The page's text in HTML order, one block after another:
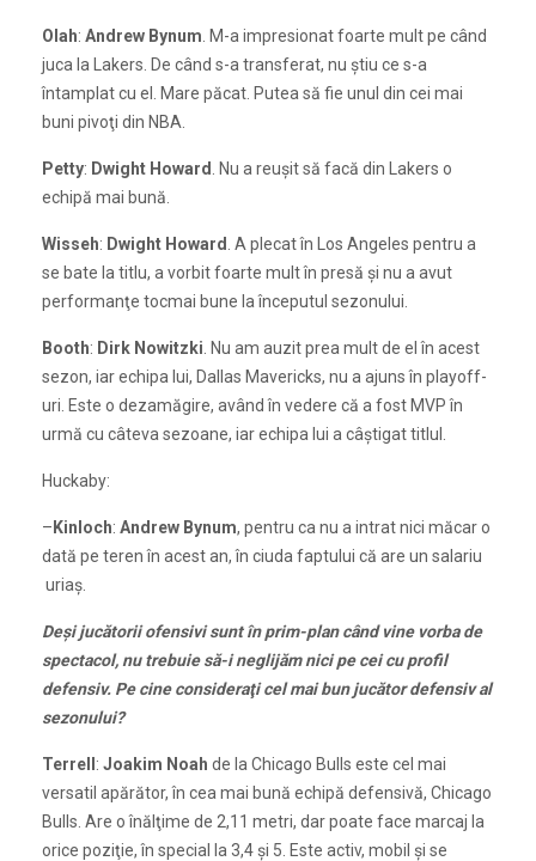
Olah: Andrew Bynum . M-a impresionat foarte mult pe când
juca la Lakers. De când s-a transferat, nu ştiu ce s-a
întamplat cu el. Mare păcat. Putea să fie unul din cei mai
buni pivoţi din NBA.
Petty: Dwight Howard
. Nu a reuşit să facă din Lakers o
echipă mai bună.
Wisseh: Dwight Howard . A plecat în Los Angeles pentru a
se bate la titlu, a vorbit foarte mult în presă şi nu a avut
performanţe tocmai bune la începutul sezonului.
Booth: Dirk Nowitzki . Nu am auzit prea mult de el în acest
sezon, iar echipa lui, Dallas Mavericks, nu a ajuns în playoff-
uri. Este o dezamăgire, având în vedere că a fost MVP în
urmă cu câteva sezoane, iar echipa lui a câştigat titlul.
Huckaby:
– Kinloch: Andrew Bynum, pentru ca nu a intrat nici măcar o
dată pe teren în acest an, în ciuda faptului că are un salariu
uriaş.
Deşi jucătorii ofensivi sunt în prim-plan când vine vorba de
spectacol, nu trebuie să-i neglijăm nici pe cei cu profil
defensiv. Pe cine consideraţi cel mai bun jucător defensiv al
sezonului?
Terrell : Joakim Noah de la Chicago Bulls este cel mai
versatil apărător, în cea mai bună echipă defensivă, Chicago
Bulls. Are o înălţime de 2,11 metri, dar poate face marcaj la
orice poziţie, în special la 3,4 şi 5. Este activ, mobil şi se